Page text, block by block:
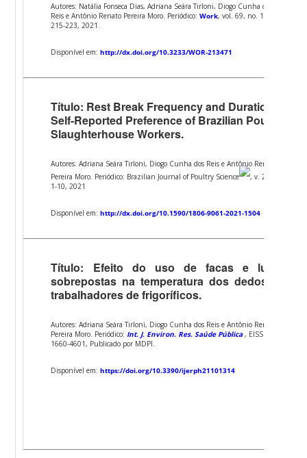
Autores: Natália Fonseca Dias, Adriana Seára Tirloni, Diogo Cunha dos
Reis e Antônio Renato Pereira Moro. Periódico:Work, vol. 69, no. 1, pp.
215-223, 2021.
Disponível em:http://dx.doi.org/10.3233/WOR-213471
Título: Rest Break Frequency and Duration:
Self-Reported Preference of Brazilian Poultry
Slaughterhouse Workers.
Autores: Adriana Seára Tirloni, Diogo Cunha dos Reis e Antônio Renato
Pereira Moro. Periódico: Brazilian Journal of Poultry Science
, v. 23, p.
1-10, 2021
Disponível em: http://dx.doi.org/10.1590/1806-9061-2021-1504
Título: Efeito do uso de facas e luvas
sobrepostas na temperatura dos dedos de
trabalhadores de frigoríficos.
Autores: Adriana Seára Tirloni, Diogo Cunha dos Reis e Antônio Renato
Pereira Moro. Periódico: Int. J. Environ. Res. Saúde Pública, EISSN
1660-4601, Publicado por MDPI.
Disponível em:https://doi.org/10.3390/ijerph21101314